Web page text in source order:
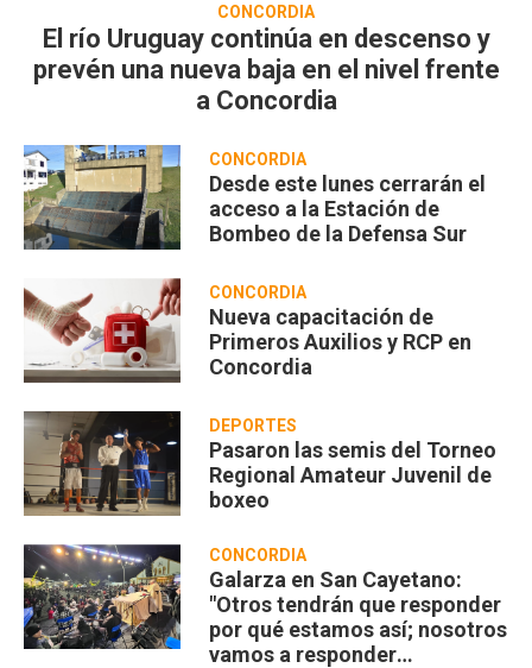
CONCORDIA
El río Uruguay continúa en descenso y
prevén una nueva baja en el nivel frente
a Concordia
CONCORDIA
Desde este lunes cerrarán el
acceso a la Estación de
Bombeo de la Defensa Sur
CONCORDIA
Nueva capacitación de
Primeros Auxilios y RCP en
Concordia
DEPORTES
Pasaron las semis del Torneo
Regional Amateur Juvenil de
boxeo
CONCORDIA
Galarza en San Cayetano:
"Otros tendrán que responder
por qué estamos así; nosotros
vamos a responder